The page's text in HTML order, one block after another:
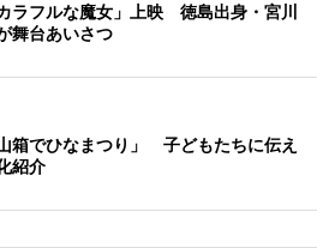
ラフルな魔女」上映 徳島出身・宮川
舞台あいさつ
箱でひなまつり」 子どもたちに伝え
紹介